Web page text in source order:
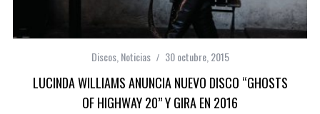
Discos, Noticias 30 octubre, 2015
LUCINDA WILLIAMS ANUNCIA NUEVO DISCO “GHOSTS
OF HIGHWAY 20” Y GIRA EN 2016